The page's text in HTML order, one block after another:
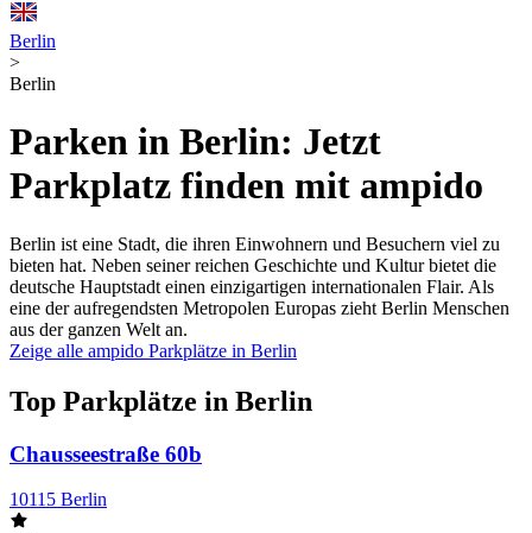
Berlin
>
Berlin
Parken in Berlin: Jetzt
Parkplatz finden mit ampido
Berlin ist eine Stadt, die ihren Einwohnern und Besuchern viel zu
bieten hat. Neben seiner reichen Geschichte und Kultur bietet die
deutsche Hauptstadt einen einzigartigen internationalen Flair. Als
eine der aufregendsten Metropolen Europas zieht Berlin Menschen
aus der ganzen Welt an.
Zeige alle ampido Parkplätze in Berlin
Top Parkplätze in Berlin
Chausseestraße 60b
10115 Berlin